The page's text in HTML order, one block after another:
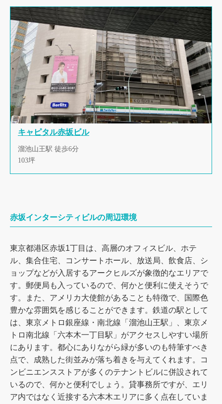
キャピタル赤坂ビル
溜池山王駅 徒歩6分
103坪
赤坂インターシティビルの周辺環境
東京都港区赤坂1丁目は、高層のオフィスビル、ホテ
ル、集合住宅、コンサートホール、放送局、飲食店、シ
ョップなどが入居するアークヒルズが象徴的なエリアで
す。郵便局も入っているので、何かと便利に使えそうで
す。また、アメリカ大使館があることも特徴で、国際色
豊かな雰囲気を感じることができます。鉄道の駅として
は、東京メトロ銀座線・南北線「溜池山王駅」、東京メ
トロ南北線「六本木一丁目駅」がアクセスしやすい場所
にあります。都心にありながら緑が多いのも特筆すべき
点で、成熟した街並みが落ち着きを与えてくれます。コ
ンビニエンスストアが多くのテナントビルに併設されて
いるので、何かと便利でしょう。貸事務所ですが、エリ
ア内ではなく近接する六本木エリアに多く点在していま